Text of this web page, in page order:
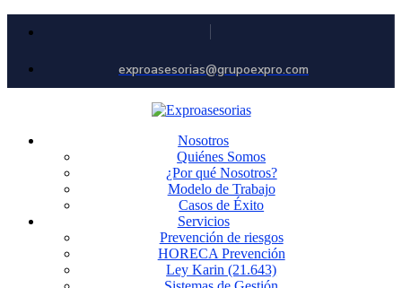
exproasesorias@grupoexpro.com
Nosotros
Quiénes Somos
¿Por qué Nosotros?
Modelo de Trabajo
Casos de Éxito
Servicios
Prevención de riesgos
HORECA Prevención
Ley Karin (21.643)